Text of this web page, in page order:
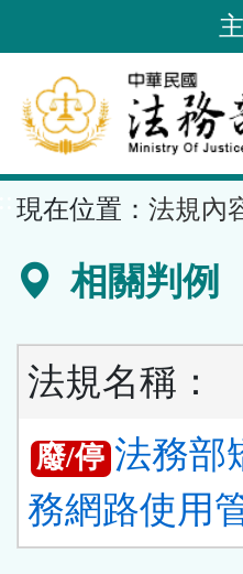
到
要
內
容
區
現在位置： 法規內
相關判例
法規名稱：
廢/停 法務部
務網路使用